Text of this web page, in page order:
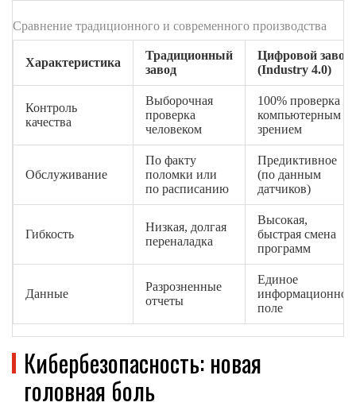
Сравнение традиционного и современного производства
Характеристика
Традиционный
завод
Цифровой завод
(Industry 4.0)
Контроль
качества
Выборочная
проверка
человеком
100% проверка
компьютерным
зрением
Обслуживание
По факту
поломки или
по расписанию
Предиктивное
(по данным
датчиков)
Гибкость
Низкая, долгая
переналадка
Высокая,
быстрая смена
программ
Данные
Разрозненные
отчеты
Единое
информационное
поле
Кибербезопасность: новая
головная боль